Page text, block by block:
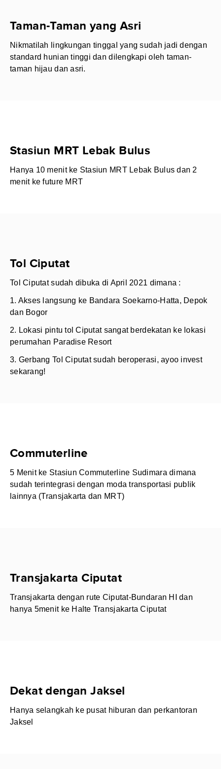
Taman-Taman yang Asri
Nikmatilah lingkungan tinggal yang sudah jadi dengan
standard hunian tinggi dan dilengkapi oleh taman-
taman hijau dan asri.
Stasiun MRT Lebak Bulus
Hanya 10 menit ke Stasiun MRT Lebak Bulus dan 2
menit ke future MRT
Tol Ciputat
Tol Ciputat sudah dibuka di April 2021 dimana :
1. Akses langsung ke Bandara Soekarno-Hatta, Depok
dan Bogor
2. Lokasi pintu tol Ciputat sangat berdekatan ke lokasi
perumahan Paradise Resort
3. Gerbang Tol Ciputat sudah beroperasi, ayoo invest
sekarang!
Commuterline
5 Menit ke Stasiun Commuterline Sudimara dimana
sudah terintegrasi dengan moda transportasi publik
lainnya (Transjakarta dan MRT)
Transjakarta Ciputat
Transjakarta dengan rute Ciputat-Bundaran HI dan
hanya 5menit ke Halte Transjakarta Ciputat
Dekat dengan Jaksel
Hanya selangkah ke pusat hiburan dan perkantoran
Jaksel